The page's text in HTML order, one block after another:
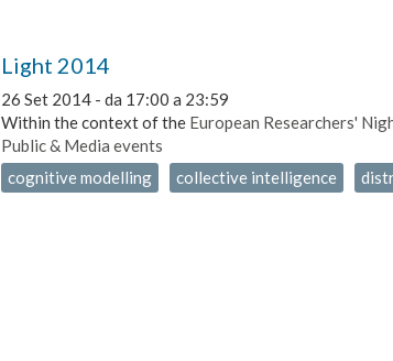
Light 2014
26 Set 2014 - da 17:00 a 23:59
Within the context of the European Researchers'
Public & Media events
cognitive modelling
collective intelligence